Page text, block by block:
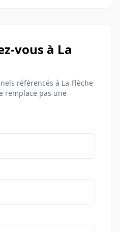
vous à La
référencés à La Flèche
remplace pas une